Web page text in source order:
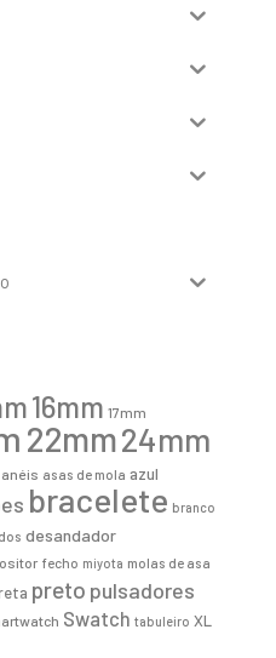
16mm 17mm
22mm24mm
anéis asas de mola azul
bracelete branco
desandador
fecho miyota molas de asa
preto pulsadores
Swatch tabuleiro XL